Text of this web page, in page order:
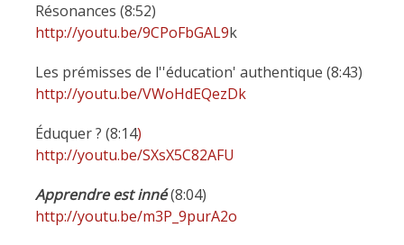
Résonances (8:52)
http://youtu.be/9CPoFbGAL9k
Les prémisses de l''éducation' authentique (8:43)
http://youtu.be/VWoHdEQezDk
Éduquer ? (8:14)
http://youtu.be/SXsX5C82AFU
Apprendre est inné(8:04)
http://youtu.be/m3P_9purA2o